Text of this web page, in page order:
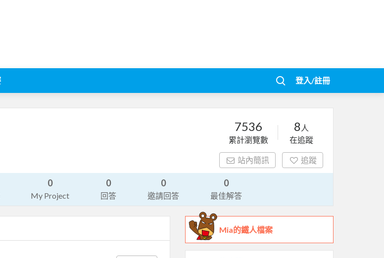
登入/註冊
7536
累計瀏覽數
8 人
在追蹤
站內簡訊 追蹤
0
My Project
0
回答
0
邀請回答
0
最佳解答
Mia的鐵人檔案